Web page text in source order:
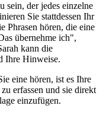
sein, der jedes einzelne
Sie stattdessen Ihr
Phrasen hören, die eine
übernehme ich",
kann die
Ihre Hinweise.
eine hören, ist es Ihre
erfassen und sie direkt
einzufügen.